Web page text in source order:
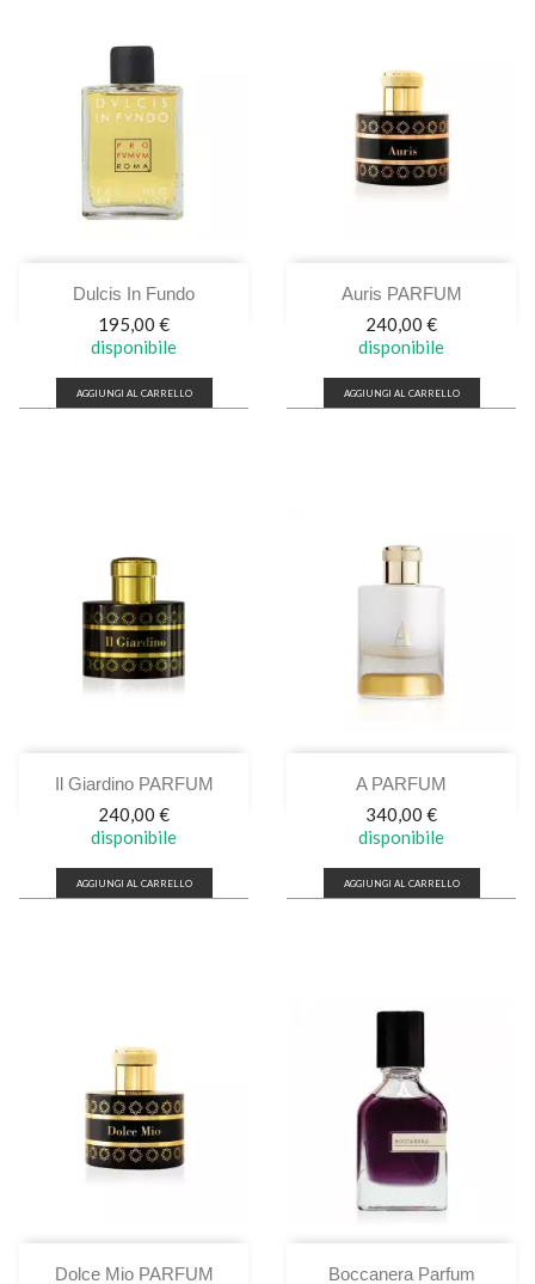
Dulcis In Fundo
Prezzo
195,00 €
disponibile
AGGIUNGI AL CARRELLO
Auris PARFUM
Prezzo
240,00 €
disponibile
AGGIUNGI AL CARRELLO
Il Giardino PARFUM
Prezzo
240,00 €
disponibile
AGGIUNGI AL CARRELLO
A PARFUM
Prezzo
340,00 €
disponibile
AGGIUNGI AL CARRELLO
Dolce Mio PARFUM Boccanera Parfum